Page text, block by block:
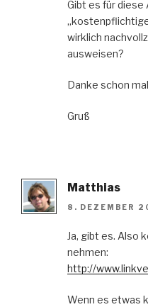
Gibt es für diese
wirklich
ausweisen?
Danke schon
Gruß
Matthias
8. DEZEMBER
Ja, gibt es. Also
nehmen:
http://
Wenn es etwas